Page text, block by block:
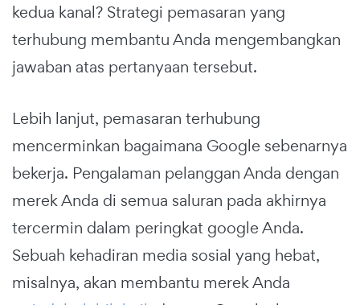
kedua kanal? Strategi pemasaran yang
terhubung membantu Anda mengembangkan
jawaban atas pertanyaan tersebut.
Lebih lanjut, pemasaran terhubung
mencerminkan bagaimana Google sebenarnya
bekerja. Pengalaman pelanggan Anda dengan
merek Anda di semua saluran pada akhirnya
tercermin dalam peringkat google Anda.
Sebuah kehadiran media sosial yang hebat,
misalnya, akan membantu merek Anda